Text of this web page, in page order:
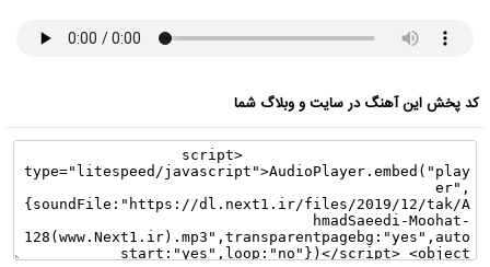
کد پخش این آهنگ در سایت و وبلاگ شما